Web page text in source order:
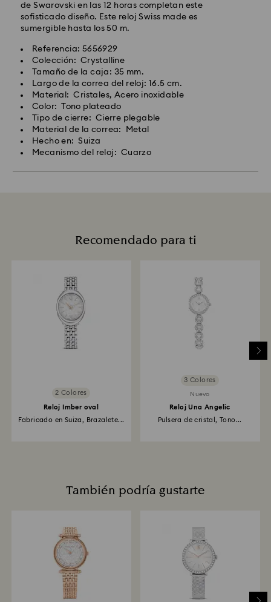
de Swarovski en las 12 horas completan este
sofisticado diseño. Este reloj Swiss made es
sumergible hasta los 50 m.
Referencia: 5656929
Colección: Crystalline
Tamaño de la caja: 35 mm.
Largo de la correa del reloj: 16.5 cm.
Material: Cristales, Acero inoxidable
Color: Tono plateado
Tipo de cierre: Cierre plegable
Material de la correa: Metal
Hecho en: Suiza
Mecanismo del reloj: Cuarzo
Recomendado para ti
2 Colores
Reloj Imber oval
Fabricado en Suiza, Brazalete...
3 Colores
Nuevo
Reloj Una Angelic
Pulsera de cristal, Tono...
También podría gustarte